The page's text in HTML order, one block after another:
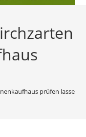
prüfen lassen